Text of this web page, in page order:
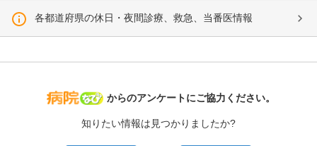
各都道府県の休日・夜間診療、救急、当番医情報
病院なび
からのアンケートにご協力ください。
知りたい情報は見つかりましたか?